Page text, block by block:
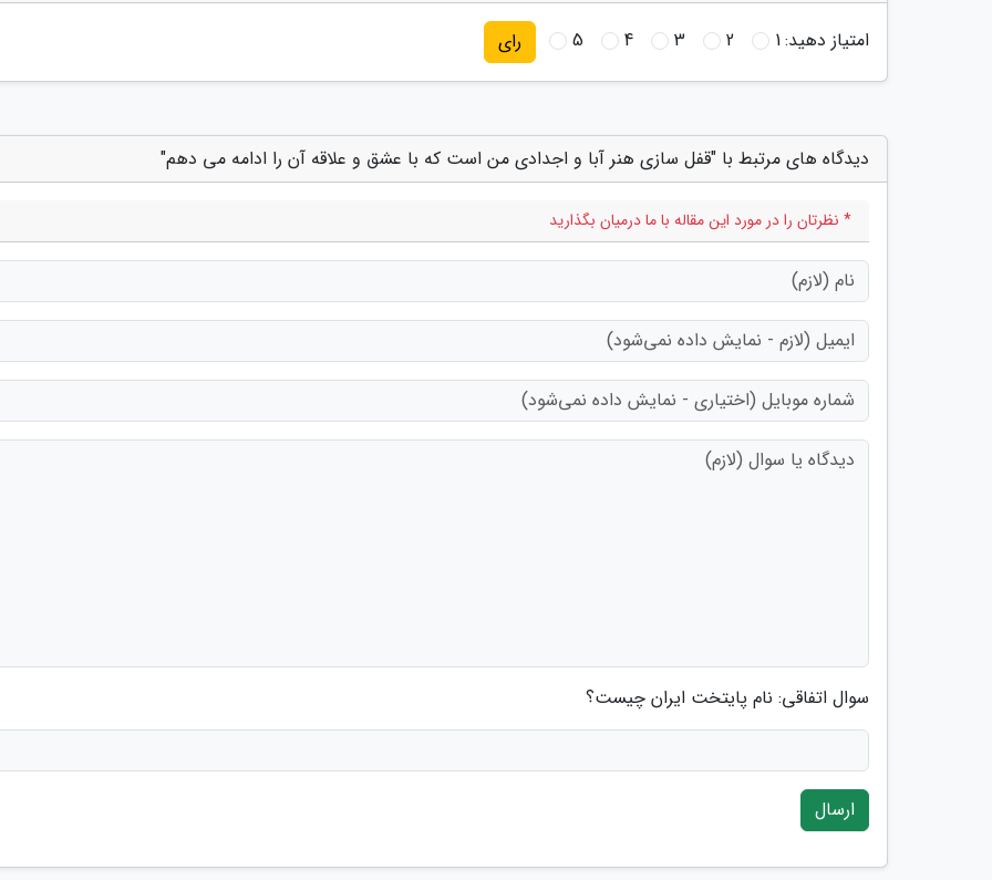
امتیاز دهید:1
2
3
4
5 رای
دیدگاه های مرتبط با "قفل سازی هنر آبا و اجدادی من است که با عشق و علاقه آن را ادامه می دهم"
* نظرتان را در مورد این مقاله با ما درمیان بگذارید
سوال اتفاقی: نام پایتخت ایران چیست؟
ارسال